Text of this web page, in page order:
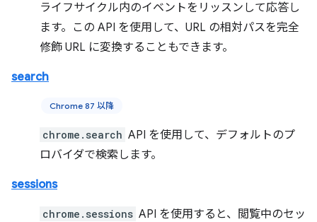
ライフサイクル内のイベントをリッスンして応答し
ます。この API を使用して、URL の相対パスを完全
修飾 URL に変換することもできます。
search
Chrome 87 以降
chrome.search API を使用して、デフォルトのプ
ロバイダで検索します。
sessions
chrome.sessions API を使用すると、閲覧中のセッ